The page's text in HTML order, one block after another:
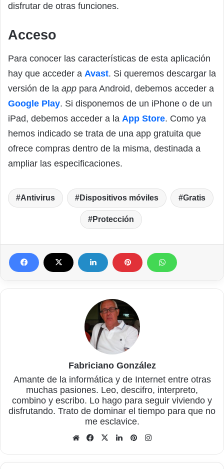
disfrutar de otras funciones.
Acceso
Para conocer las características de esta aplicación
hay que acceder a Avast. Si queremos descargar la
versión de la app para Android, debemos acceder a
Google Play. Si disponemos de un iPhone o de un
iPad, debemos acceder a la App Store. Como ya
hemos indicado se trata de una app gratuita que
ofrece compras dentro de la misma, destinada a
ampliar las especificaciones.
Antivirus Dispositivos móviles Gratis
Protección
Fabriciano González
Amante de la informática y de Internet entre otras
muchas pasiones. Leo, descifro, interpreto,
combino y escribo. Lo hago para seguir viviendo y
disfrutando. Trato de dominar el tiempo para que no
me esclavice.
Sitio
Facebook
X LinkedInPinterest